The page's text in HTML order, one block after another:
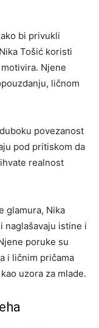
bi privukli
Tošić koristi
Njene
ličnom
povezanost
pod pritiskom da
realnost
glamura, Nika
naglašavaju istine i
poruke su
i ličnim pričama
uzora za mlade.